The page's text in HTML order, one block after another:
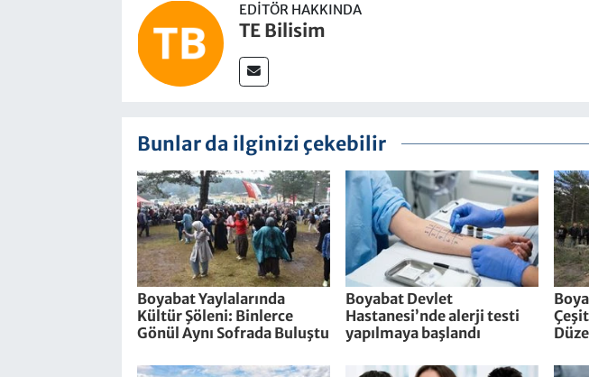
EDITÖR HAKKINDA
TE Bilisim
Bunlar da ilginizi çekebilir
Boyabat Yaylalarında
Kültür Şöleni: Binlerce
Gönül Aynı Sofrada Buluştu
Boyabat Devlet
Hastanesi’nde alerji testi
yapılmaya başlandı